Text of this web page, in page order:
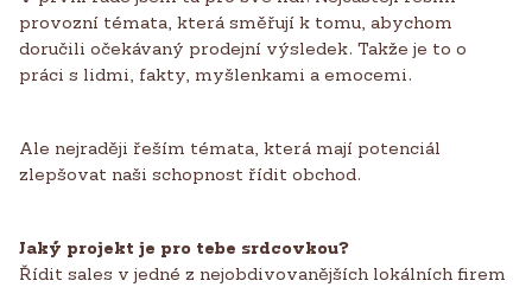
provozní témata, která směřují k tomu, abychom
doručili očekávaný prodejní výsledek. Takže je to o
práci s lidmi, fakty, myšlenkami a emocemi.
Ale nejraději řeším témata, která mají potenciál
zlepšovat naši schopnost řídit obchod.
Jaký projekt je pro tebe srdcovkou?
Řídit sales v jedné z nejobdivovanějších lokálních firem